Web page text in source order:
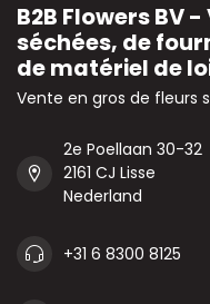
B2B Flowers BV
séchées, de
de matériel de
Vente en gros de fleurs
2e Poellaan 30-32
2161 CJ Lisse
Nederland
+31 6 8300 8125